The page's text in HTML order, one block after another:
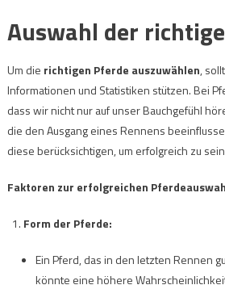
Auswahl der
Um die richtigen Pferde auszuwählen,
Informationen und Statistiken stützen. Bei
dass wir nicht nur auf unser Bauchgefühl
die den Ausgang eines Rennens
diese berücksichtigen, um erfolgreich zu
Faktoren zur erfolgreichen
Form der Pferde:
Ein Pferd, das in den letzten Rennen
könnte eine höhere